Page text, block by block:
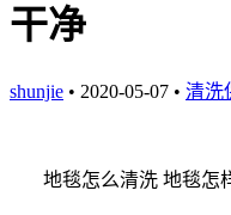
干净
shunjie • 2020-05-07 • 清洗
地毯怎么清洗 地毯怎